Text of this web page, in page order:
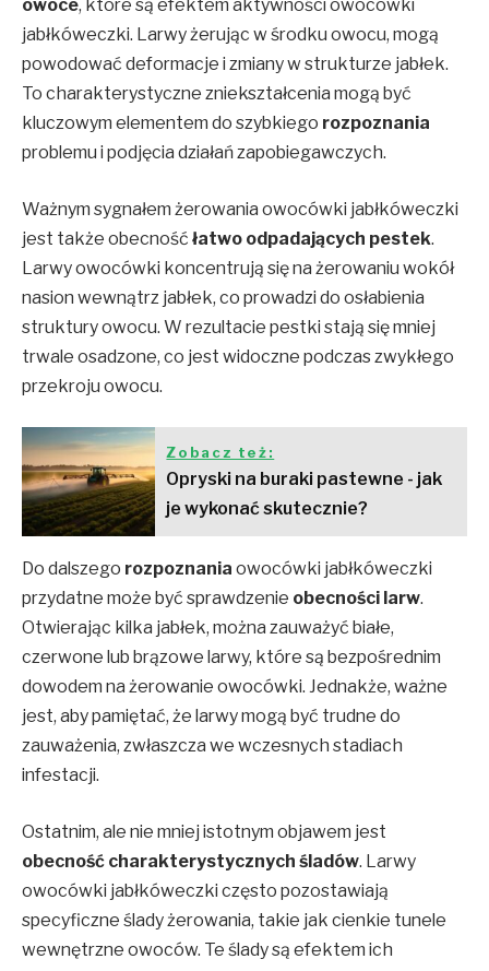
owoce, które są efektem aktywności owocówki
jabłkóweczki. Larwy żerując w środku owocu, mogą
powodować deformacje i zmiany w strukturze jabłek.
To charakterystyczne zniekształcenia mogą być
kluczowym elementem do szybkiego rozpoznania
problemu i podjęcia działań zapobiegawczych.
Ważnym sygnałem żerowania owocówki jabłkóweczki
jest także obecność łatwo odpadających pestek.
Larwy owocówki koncentrują się na żerowaniu wokół
nasion wewnątrz jabłek, co prowadzi do osłabienia
struktury owocu. W rezultacie pestki stają się mniej
trwale osadzone, co jest widoczne podczas zwykłego
przekroju owocu.
Zobacz też:
Opryski na buraki pastewne - jak
je wykonać skutecznie?
Do dalszego rozpoznania owocówki jabłkóweczki
przydatne może być sprawdzenie obecności larw.
Otwierając kilka jabłek, można zauważyć białe,
czerwone lub brązowe larwy, które są bezpośrednim
dowodem na żerowanie owocówki. Jednakże, ważne
jest, aby pamiętać, że larwy mogą być trudne do
zauważenia, zwłaszcza we wczesnych stadiach
infestacji.
Ostatnim, ale nie mniej istotnym objawem jest
obecność charakterystycznych śladów. Larwy
owocówki jabłkóweczki często pozostawiają
specyficzne ślady żerowania, takie jak cienkie tunele
wewnętrzne owoców. Te ślady są efektem ich